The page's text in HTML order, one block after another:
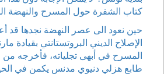
كتاب الشفرة حول المسرح والنهضة
حين نعود الى عصر النهضة نجدها قد
الإصلاح الديني البروتستانتي بقيادة
المسرح في أبهى تجلياته، فأخرجه
طابع هزلي دنيوي مدنس يكمن في